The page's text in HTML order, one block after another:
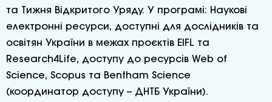
та Тижня Відкритого Уряду. У програмі: Наукові
електронні ресурси, доступні для дослідників та
освітян України в межах проєктів EIFL та
Research4Life, доступу до ресурсів Web of
Science, Scopus та Bentham Science
(координатор доступу – ДНТБ України).